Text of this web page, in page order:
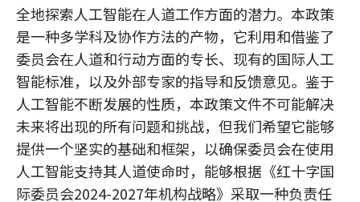
全地探索人工智能在人道工作方面的潜力。本政策
是一种多学科及协作方法的产物，它利用和借鉴了
委员会在人道和行动方面的专长、现有的国际人工
智能标准，以及外部专家的指导和反馈意见。鉴于
人工智能不断发展的性质，本政策文件不可能解决
未来将出现的所有问题和挑战，但我们希望它能够
提供一个坚实的基础和框架，以确保委员会在使用
人工智能支持其人道使命时，能够根据《红十字国
际委员会2024-2027年机构战略》采取一种负责任